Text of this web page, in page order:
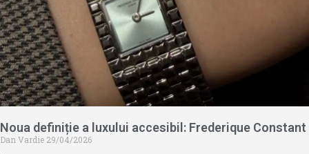
Noua definiție a luxului accesibil: Frederique Constant
Dan Vardie 29/04/2026